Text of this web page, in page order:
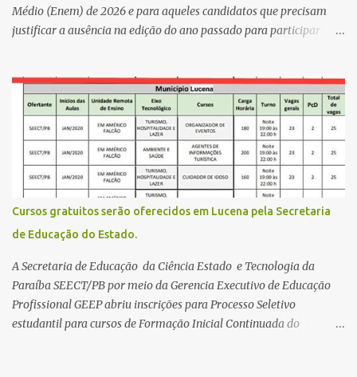
Médio (Enem) de 2026 e para aqueles candidatos que precisam
justificar a ausência na edição do ano passado para participar
eletrônico da Página do Participante do Enem com o login único
da plataforma de serviços digitais do governo federal, o Gov.br.
Direito de solicitar a isenção O Inep prevê a gratuidade na
inscrição do exame para os seguintes casos: · matriculados no 3º
ano do ensino médio em escola pública, em 2026; LEIA MAIS
Usina Cultural tem fim de semana com literatura, música e evento
solidário Governo da Paraíba empossa 1000 novos professores e
mais convocações devem ocorrer Volta às aulas 2026.1 da
Faculdade Três Marias marca início do semestre e matrículas
seguem abertas para novos alunos · es...
Cursos gratuitos serão oferecidos em Lucena pela Secretaria
de Educação do Estado.
A Secretaria de Educação da Ciência Estado e Tecnologia da
Paraíba SEECT/PB por meio da Gerencia Executivo de Educação
Profissional GEEP abriu inscrições para Processo Seletivo
estudantil para cursos de Formação Inicial Continuada do